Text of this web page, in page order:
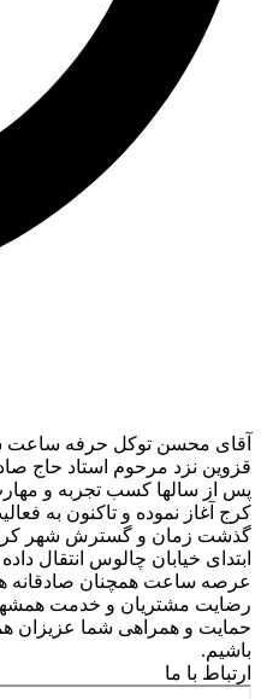
قزوین نزد مرحوم استاد حاج
کرج آغاز نموده و تاکنون به
گذشت زمان و گسترش شهر کرج
ابتدای خیابان چالوس انتقال
عرصه ساعت همچنان صادقانه
رضایت مشتریان و خدمت
حمایت و همراهی شما عزیزان
باشیم.
ارتباط با ما